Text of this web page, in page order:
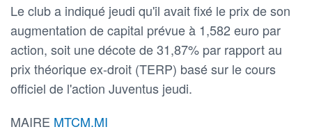
Le club a indiqué jeudi qu'il avait fixé le prix de son
augmentation de capital prévue à 1,582 euro par
action, soit une décote de 31,87% par rapport au
prix théorique ex-droit (TERP) basé sur le cours
officiel de l'action Juventus jeudi.
MAIRE MTCM.MI